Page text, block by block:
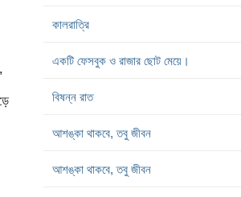
কালরাত্রি
একটি ফেসবুক ও রাজার ছোট মেয়ে।
বিষন্ন রাত
আশঙ্কা থাকবে, তবু জীবন
আশঙ্কা থাকবে, তবু জীবন